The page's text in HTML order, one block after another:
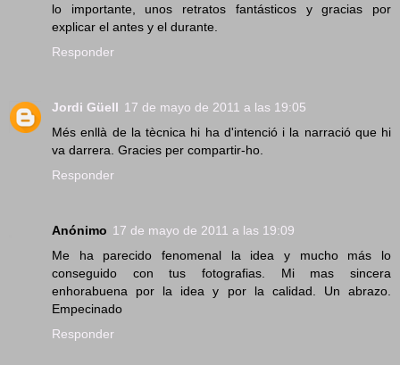
lo importante, unos retratos fantásticos y gracias por
explicar el antes y el durante.
Responder
Jordi Güell 17 de mayo de 2011 a las 19:05
Més enllà de la tècnica hi ha d'intenció i la narració que hi
va darrera. Gracies per compartir-ho.
Responder
Anónimo 17 de mayo de 2011 a las 19:09
Me ha parecido fenomenal la idea y mucho más lo
conseguido con tus fotografias. Mi mas sincera
enhorabuena por la idea y por la calidad. Un abrazo.
Empecinado
Responder